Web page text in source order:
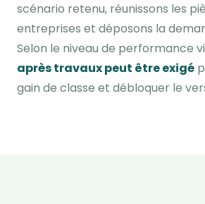
scénario retenu, réunissons les
entreprises et déposons la
Selon le niveau de performance
après travaux peut être exigé
gain de classe et débloquer le